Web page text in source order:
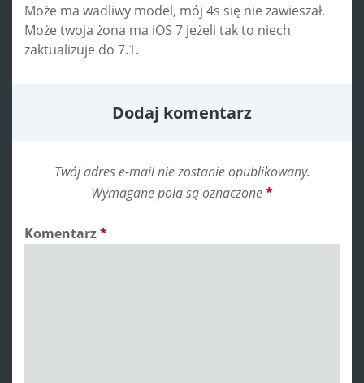
Może ma wadliwy model, mój 4s się nie zawieszał.
Może twoja żona ma iOS 7 jeżeli tak to niech
zaktualizuje do 7.1.
Dodaj komentarz
Twój adres e-mail nie zostanie opublikowany.
Wymagane pola są oznaczone*
Komentarz*